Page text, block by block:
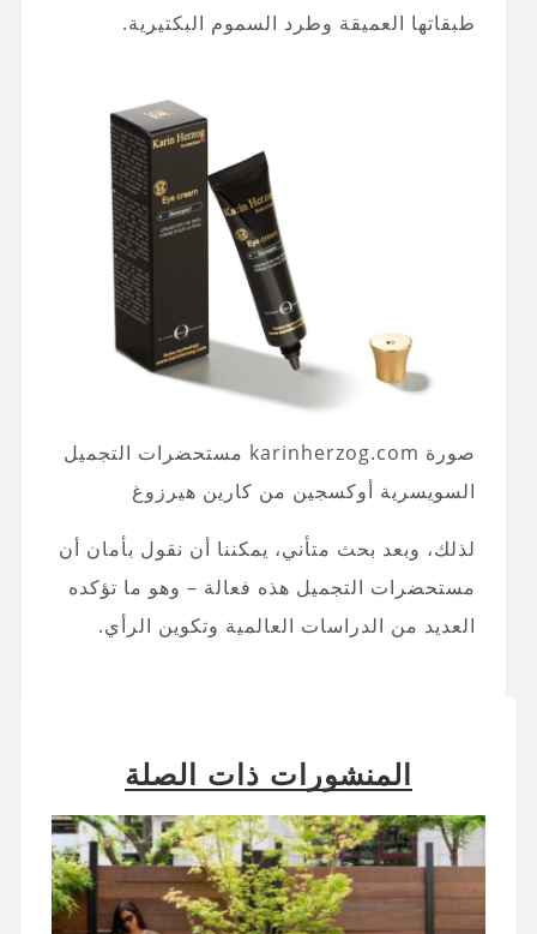
طبقاتها العميقة وطرد السموم البكتيرية.
صورة karinherzog.com مستحضرات التجميل
السويسرية أوكسجين من كارين هيرزوغ
لذلك، وبعد بحث متأني، يمكننا أن نقول بأمان أن
مستحضرات التجميل هذه فعالة – وهو ما تؤكده
العديد من الدراسات العالمية وتكوين الرأي.
المنشورات ذات الصلة